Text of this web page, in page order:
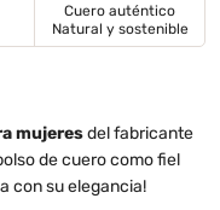
Cuero auténtico
Natural y sostenible
mujeresdel fabricante
de cuero como fiel
con su elegancia!